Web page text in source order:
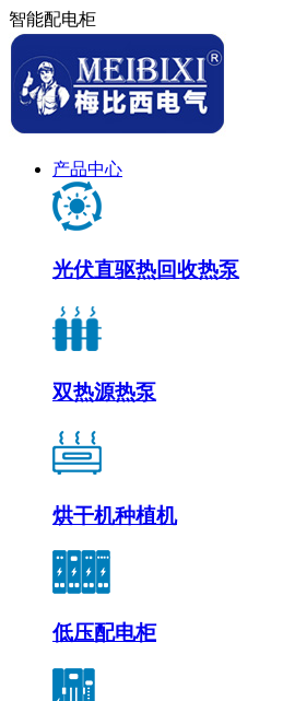
智能配电柜
产品中心
光伏直驱热回收热泵
双热源热泵
烘干机种植机
低压配电柜